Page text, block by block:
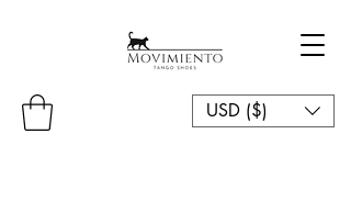
USD ($)